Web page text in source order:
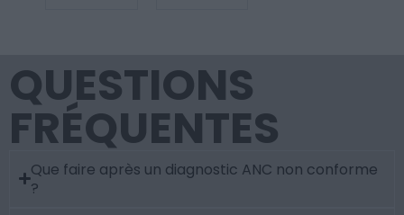
QUESTIONS
FRÉQUENTES
Que faire après un diagnostic ANC non conforme
?